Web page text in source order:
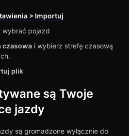
> Importuj
wybrać pojazd
czasowa i wybierz strefę czasową
plik
są Twoje
jazdy
są gromadzone wyłącznie do